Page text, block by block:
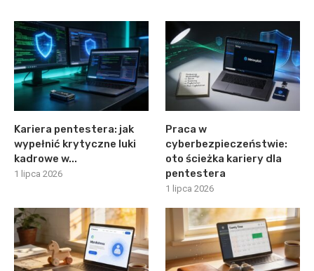
Kariera pentestera: jak
wypełnić krytyczne luki
kadrowe w...
1 lipca 2026
Praca w
cyberbezpieczeństwie:
oto ścieżka kariery dla
pentestera
1 lipca 2026